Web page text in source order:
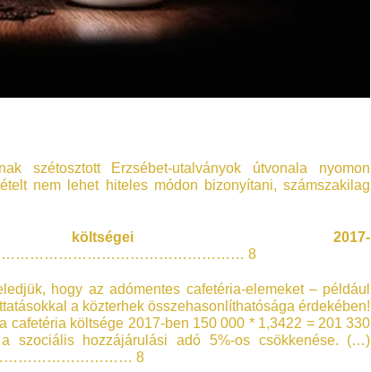
szétosztott Erzsébet-utalványok útvonala nyomon
nem lehet hiteles módon bizonyítani, számszakilag
2017-
8
hogy az adómentes cafetéria-elemeket – például
a közterhek összehasonlíthatósága érdekében!
cafetéria költsége 2017-ben 150 000 * 1,3422 = 201 330
szociális hozzájárulási adó 5%-os csökkenése. (…)
8